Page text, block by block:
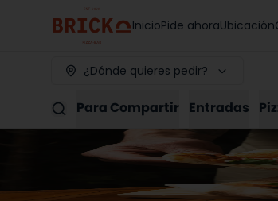
InicioPide ahoraUbicación
¿Dónde quieres pedir?
Para Compartir Entradas